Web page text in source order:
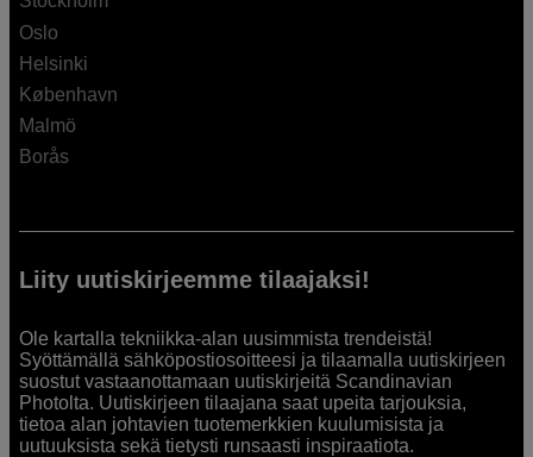
Oslo
Helsinki
København
Malmö
Borås
Liity uutiskirjeemme tilaajaksi!
Ole kartalla tekniikka-alan uusimmista trendeistä!
Syöttämällä sähköpostiosoitteesi ja tilaamalla uutiskirjeen
suostut vastaanottamaan uutiskirjeitä Scandinavian
Photolta. Uutiskirjeen tilaajana saat upeita tarjouksia,
tietoa alan johtavien tuotemerkkien kuulumisista ja
uutuuksista sekä tietysti runsaasti inspiraatiota.